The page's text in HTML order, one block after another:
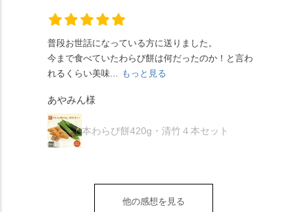
納得です。種類は断ト
ツに京きなこが人気で
すが、私はどれも同じ
くらい好きです。 ※京
は抹茶きなこが付いて
ますが、追加でかけな
くても十分おいしくい
ただけます。 店内には
ップがあります。店員
「満開に出会えたら千
の願いが叶う」…来
り。器まで美しくて、
事な石の寺「正法寺」
でした。 ・ 今年も変わ
茅の輪をくぐらせて頂
き、水無月にも出会え
夏を迎えられることに
感謝しています。あり
お皿は原稔さん
（@hara_minoru）「角
水無月 #原稔 さん #和
ぞれにきな粉、抹茶き
な粉がついているの
北川
（元日のみ休業）
**************
普段お世話になっている方に送りました。
今まで食べていたわらび餅は何だったのか！と言わ
れるくらい美味... もっと見る
あやみん様
本わらび餅420g・清竹４本セット
他の感想を見る